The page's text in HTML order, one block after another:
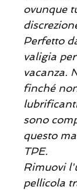
ovunque
Perfetto
valigia
vacanza.
finché
sono
questo
TPE.
Rimuovi
pellicola